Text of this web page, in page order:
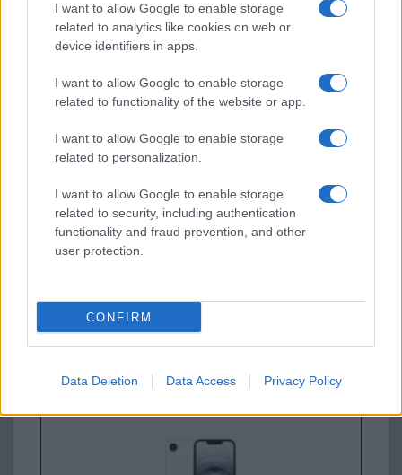
I want to allow Google to enable storage
related to analytics like cookies on web or
device identifiers in apps.
I want to allow Google to enable storage
related to functionality of the website or app.
I want to allow Google to enable storage
related to personalization.
I want to allow Google to enable storage
related to security, including authentication
functionality and fraud prevention, and other
user protection.
CONFIRM
Data Deletion Data Access Privacy Policy
Apple iPhone 16 Plus
Nyugati GSM
300.000 Ft (új)